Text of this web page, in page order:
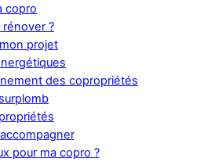
copro
rénover ?
projet
des copropriétés
pour ma copro ?